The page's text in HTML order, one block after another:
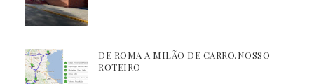
DE ROMA A MILÃO DE CARRO.NOSSO
ROTEIRO